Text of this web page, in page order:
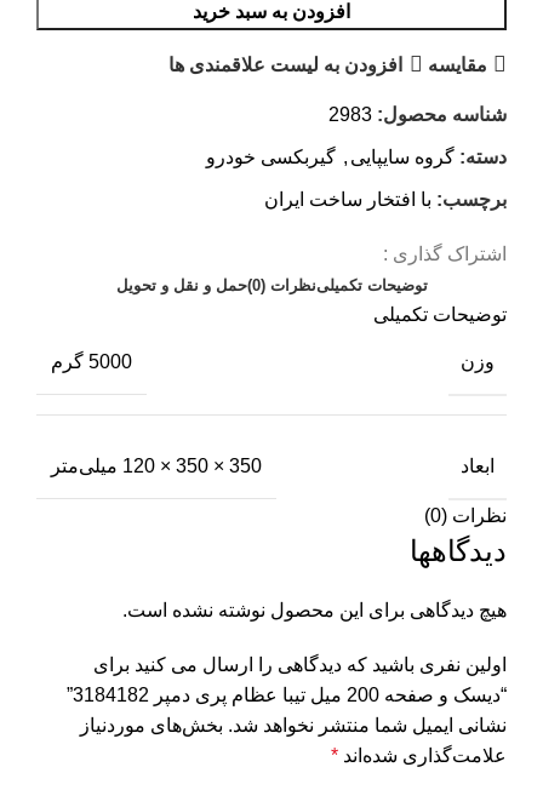
افزودن به سبد خرید
مقایسه افزودن به لیست علاقمندی ها
شناسه محصول: 2983
دسته: گروه سایپایی , گیربکسی خودرو
برچسب: با افتخار ساخت ایران
اشتراک گذاری :
توضیحات تکمیلینظرات (0) حمل و نقل و تحویل
توضیحات تکمیلی
وزن 5000 گرم
ابعاد 350 × 350 × 120 میلی‌متر
نظرات (0)
دیدگاهها
هیچ دیدگاهی برای این محصول نوشته نشده است.
اولین نفری باشید که دیدگاهی را ارسال می کنید برای
“دیسک و صفحه 200 میل تیبا عظام پری دمپر 3184182”
نشانی ایمیل شما منتشر نخواهد شد. بخش‌های موردنیاز
علامت‌گذاری شده‌اند *